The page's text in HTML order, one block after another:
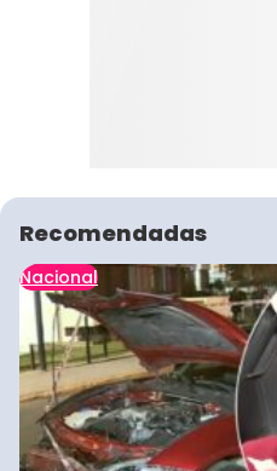
Recomendadas
Nacional